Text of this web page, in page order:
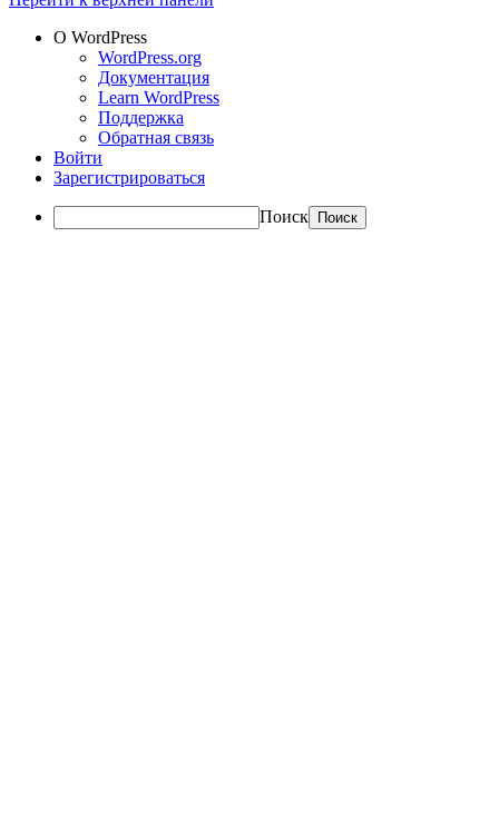
О WordPress
WordPress.org
Документация
Learn WordPress
Поддержка
Обратная связь
Войти
Зарегистрироваться
Поиск